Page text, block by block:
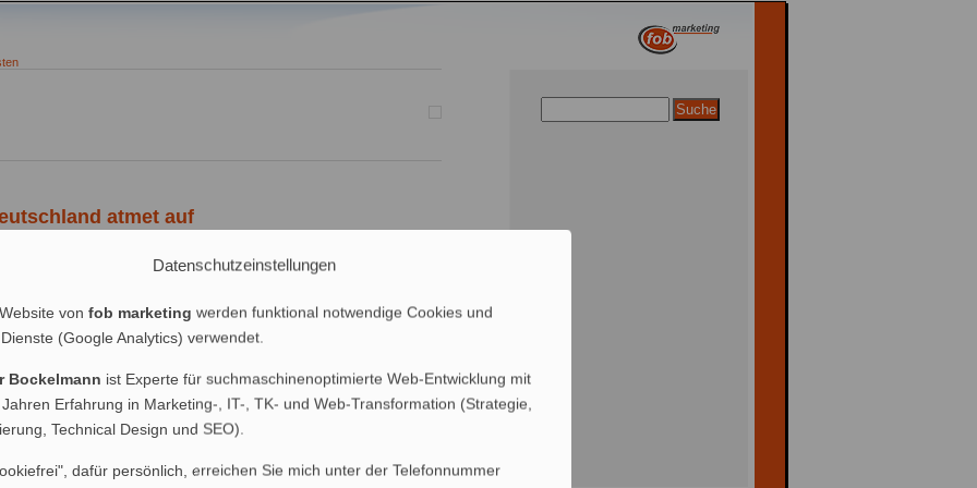
atmet auf
haben sich in den letzten Jahren einiges einfallen lassen, um
zu schädigen und vielleicht sogar aus dem Verkehr zu
sie Online-Entwicklungen blockiert, Deutschland im
die Verfolgung von Menschen, die sich nicht wehren konnten,
Datenschutzeinstellungen
von fob marketing werden funktional notwendige Cookies und
(Google Analytics) verwendet.
Bockelmann ist Experte für suchmaschinenoptimierte Web-Entwicklung mit
Erfahrung in Marketing-, IT-, TK- und Web-Transformation (Strategie,
Technical Design und SEO).
dafür persönlich, erreichen Sie mich unter der Telefonnummer